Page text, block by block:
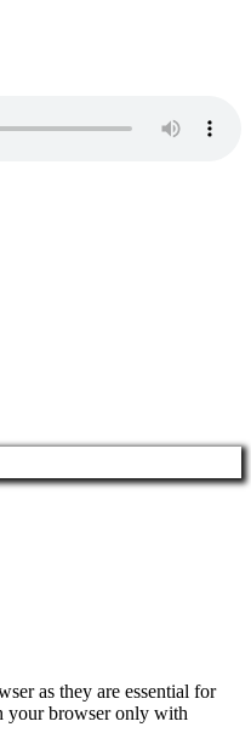
as they are essential for
your browser only with